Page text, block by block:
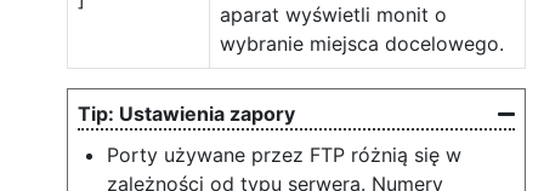
aparat wyświetli monit o
wybranie miejsca docelowego.
Ustawienia zapory
Porty używane przez FTP różnią się w
zależności od typu serwera. Numery